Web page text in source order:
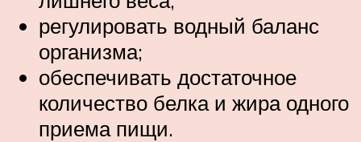
регулировать водный баланс
организма;
обеспечивать достаточное
количество белка и жира одного
приема пищи.